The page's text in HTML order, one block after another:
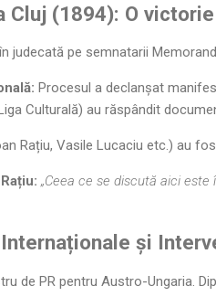
Cluj (1894): O
judecată pe semnatarii
Procesul a declanșat
Culturală) au răspândit
Rațiu, Vasile Lucaciu etc.) au
„Ceea ce se discută aici
și
de PR pentru Austro-Ungaria.